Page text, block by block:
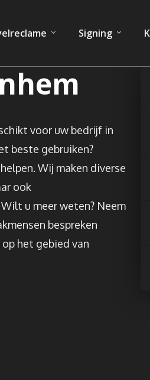
Signing
voor uw bedrijf in
beste gebruiken?
Wij maken diverse
ook
u meer weten? Neem
bespreken
het gebied van